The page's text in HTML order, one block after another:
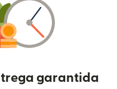
garantida